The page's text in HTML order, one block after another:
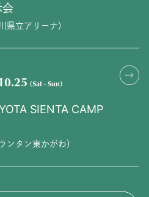
会
県立アリーナ）
(Sat - Sun)
SIENTA CAMP
ンタン東かがわ）